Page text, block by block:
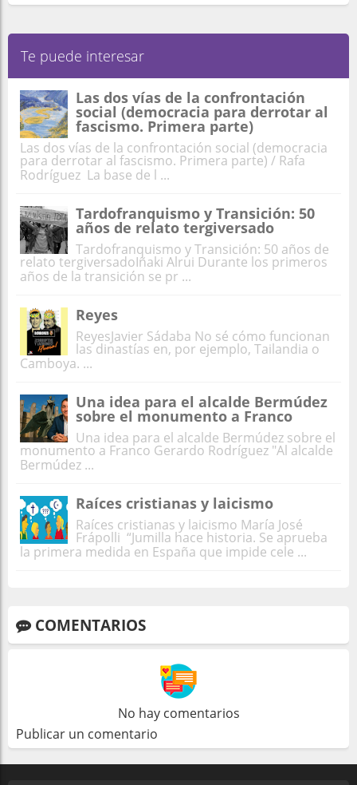
Te puede interesar
Las dos vías de la confrontación
social (democracia para derrotar al
fascismo. Primera parte)
Las dos vías de la confrontación social (democracia
para derrotar al fascismo. Primera parte) / Rafa
Rodríguez La base de l ...
Tardofranquismo y Transición: 50
años de relato tergiversado
Tardofranquismo y Transición: 50 años de
relato tergiversadoIñaki Alrui Durante los primeros
años de la transición se pr ...
Reyes
ReyesJavier Sádaba No sé cómo funcionan
las dinastías en, por ejemplo, Tailandia o
Camboya. ...
Una idea para el alcalde Bermúdez
sobre el monumento a Franco
Una idea para el alcalde Bermúdez sobre el
monumento a Franco Gerardo Rodríguez "Al alcalde
Bermúdez ...
Raíces cristianas y laicismo
Raíces cristianas y laicismo María José
Frápolli “Jumilla hace historia. Se aprueba
la primera medida en España que impide cele ...
COMENTARIOS
No hay comentarios
Publicar un comentario